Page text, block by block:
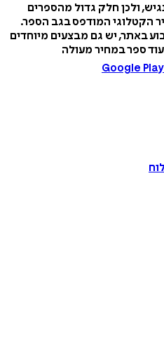
ולכן חלק גדול מהספרים
הקטלוגי המודפס בגב הספר.
באתר, יש גם מבצעים מיוחדים
ספר במחיר מעולה
Google Play